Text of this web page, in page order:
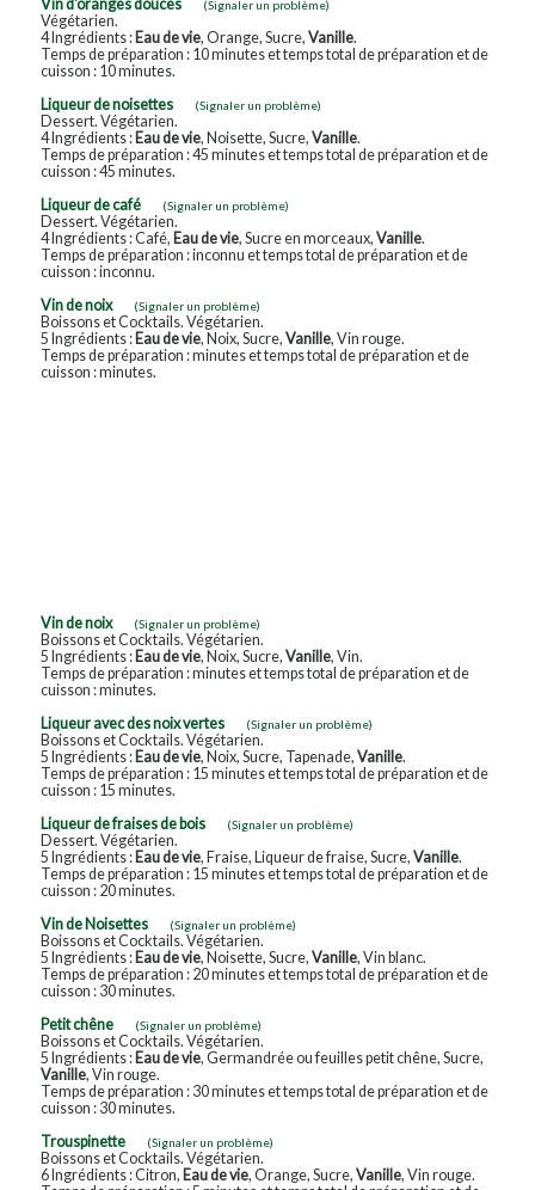
Vin d'oranges douces (Signaler un problème)
Végétarien.
4 Ingrédients : Eau de vie, Orange, Sucre, Vanille.
Temps de préparation : 10 minutes et temps total de préparation et de
cuisson : 10 minutes.
Liqueur de noisettes
(Signaler un problème)
Dessert. Végétarien.
4 Ingrédients : Eau de vie, Noisette, Sucre, Vanille.
Temps de préparation : 45 minutes et temps total de préparation et de
cuisson : 45 minutes.
Liqueur de café
(Signaler un problème)
Dessert. Végétarien.
4 Ingrédients : Café, Eau de vie, Sucre en morceaux, Vanille.
Temps de préparation : inconnu et temps total de préparation et de
cuisson : inconnu.
Vin de noix
(Signaler un problème)
Boissons et Cocktails. Végétarien.
5 Ingrédients : Eau de vie, Noix, Sucre, Vanille, Vin rouge.
Temps de préparation : minutes et temps total de préparation et de
cuisson : minutes.
Vin de noix (Signaler un problème)
Boissons et Cocktails. Végétarien.
5 Ingrédients : Eau de vie, Noix, Sucre, Vanille, Vin.
Temps de préparation : minutes et temps total de préparation et de
cuisson : minutes.
Liqueur avec des noix vertes
(Signaler un problème)
Boissons et Cocktails. Végétarien.
5 Ingrédients : Eau de vie, Noix, Sucre, Tapenade, Vanille.
Temps de préparation : 15 minutes et temps total de préparation et de
cuisson : 15 minutes.
Liqueur de fraises de bois
(Signaler un problème)
Dessert. Végétarien.
5 Ingrédients : Eau de vie, Fraise, Liqueur de fraise, Sucre, Vanille.
Temps de préparation : 15 minutes et temps total de préparation et de
cuisson : 20 minutes.
Vin de Noisettes
(Signaler un problème)
Boissons et Cocktails. Végétarien.
5 Ingrédients : Eau de vie, Noisette, Sucre, Vanille, Vin blanc.
Temps de préparation : 20 minutes et temps total de préparation et de
cuisson : 30 minutes.
Petit chêne
(Signaler un problème)
Boissons et Cocktails. Végétarien.
5 Ingrédients : Eau de vie, Germandrée ou feuilles petit chêne, Sucre,
Vanille, Vin rouge.
Temps de préparation : 30 minutes et temps total de préparation et de
cuisson : 30 minutes.
Trouspinette
(Signaler un problème)
Boissons et Cocktails. Végétarien.
6 Ingrédients : Citron, Eau de vie, Orange, Sucre, Vanille, Vin rouge.